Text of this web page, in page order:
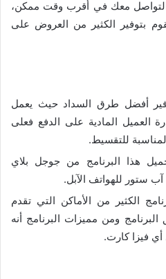
التواصل معك في أقرب وقت ممكن،
بتوفير الكثير من العروض على
أفضل طرق السداد حيث يعمل
المادية على الدفع فعلى
للتقسيط.
هذا البرنامج من جوجل بلاي
آب ستور للهواتف الآبل.
الكثير من الأماكن التي تقدم
ومن مميزات البرنامج أنه
فيزا كارت.